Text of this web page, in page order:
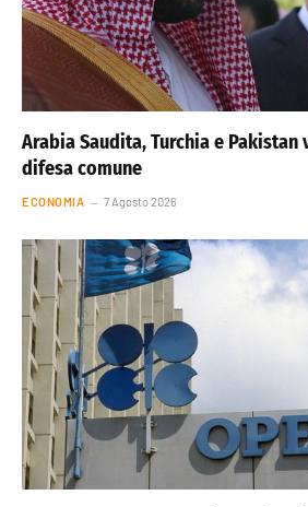
Arabia Saudita, Turchia e
difesa comune
ECONOMIA 7 Agosto 2026